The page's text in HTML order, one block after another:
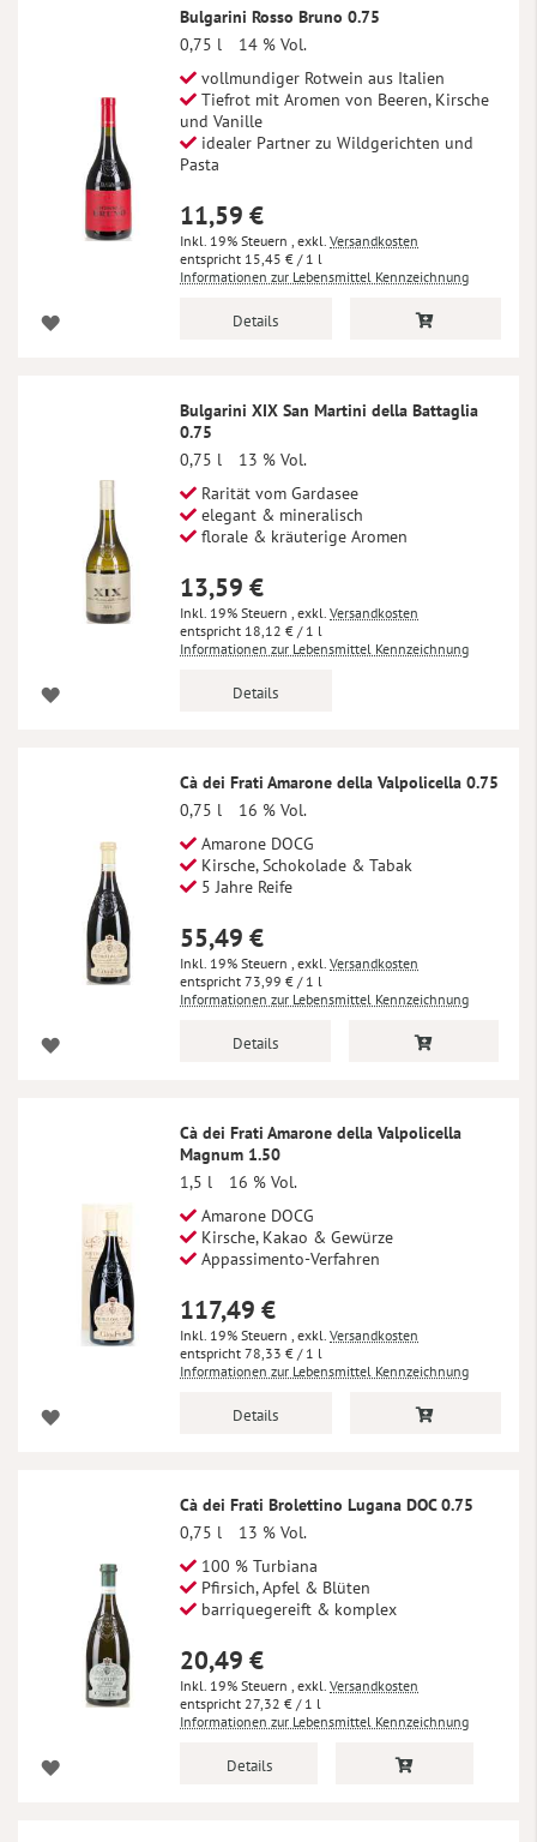
Bulgarini Rosso Bruno 0.75
0,75 l
14 % Vol.
vollmundiger Rotwein aus Italien
Tiefrot mit Aromen von Beeren, Kirsche
und Vanille
idealer Partner zu Wildgerichten und
Pasta
11,59 €
Inkl. 19% Steuern exkl. Versandkosten
15,45 € / 1 l
Informationen zur Lebensmittel Kennzeichnung
Details
Bulgarini XIX San Martini della Battaglia
0.75
0,75 l
13 % Vol.
Rarität vom Gardasee
elegant & mineralisch
florale & kräuterige Aromen
13,59 €
Inkl. 19% Steuern exkl. Versandkosten
18,12 € / 1 l
Informationen zur Lebensmittel Kennzeichnung
Details
Cà dei Frati Amarone della Valpolicella 0.75
0,75 l
16 % Vol.
Amarone DOCG
Kirsche, Schokolade & Tabak
5 Jahre Reife
55,49 €
Inkl. 19% Steuern exkl. Versandkosten
73,99 € / 1 l
Informationen zur Lebensmittel Kennzeichnung
Details
Cà dei Frati Amarone della Valpolicella
Magnum 1.50
1,5 l
16 % Vol.
Amarone DOCG
Kirsche, Kakao & Gewürze
Appassimento-Verfahren
117,49 €
Inkl. 19% Steuern exkl. Versandkosten
78,33 € / 1 l
Informationen zur Lebensmittel Kennzeichnung
Details
Cà dei Frati Brolettino Lugana DOC 0.75
0,75 l
13 % Vol.
100 % Turbiana
Pfirsich, Apfel & Blüten
barriquegereift & komplex
20,49 €
Inkl. 19% Steuern exkl. Versandkosten
27,32 € / 1 l
Informationen zur Lebensmittel Kennzeichnung
Details